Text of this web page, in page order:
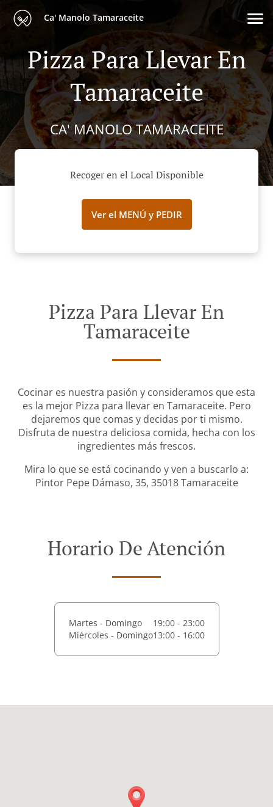
Ca' Manolo Tamaraceite
Pizza Para Llevar En
Tamaraceite
CA' MANOLO TAMARACEITE
Recoger en el Local Disponible
Ver el MENÚ y PEDIR
Pizza Para Llevar En
Tamaraceite
Cocinar es nuestra pasión y consideramos que esta
es la mejor Pizza para llevar en Tamaraceite. Pero
dejaremos que comas y decidas por ti mismo.
Disfruta de nuestra deliciosa comida, hecha con los
ingredientes más frescos.
Mira lo que se está cocinando y ven a buscarlo a:
Pintor Pepe Dámaso, 35, 35018 Tamaraceite
Horario De Atención
Martes - Domingo
19:00 - 23:00
Miércoles - Domingo13:00 - 16:00